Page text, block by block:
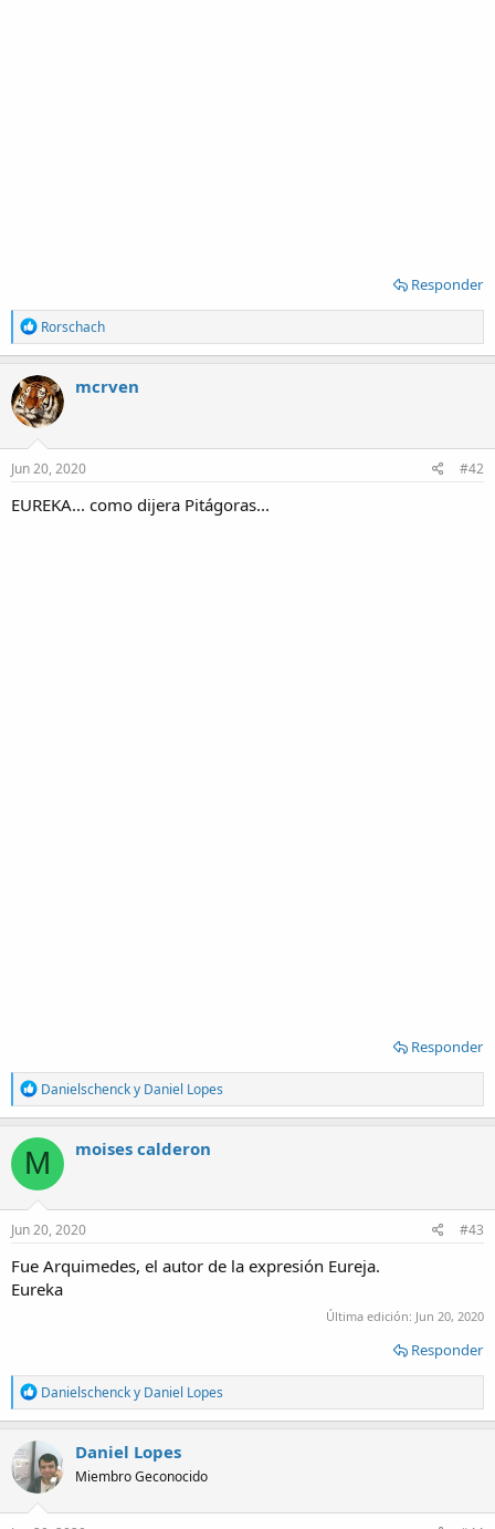
Responder
R
e
a
c
t
i
o
n
s
Rorschach
mcrven
Jun 20, 2020 #42
EUREKA... como dijera Pitágoras...
Responder
R
e
a
c
t
i
o
n
s
Danielschencky Daniel Lopes
M moises calderon
Jun 20, 2020 #43
Fue Arquimedes, el autor de la expresión Eureja.
Eureka
Última edición: Jun 20, 2020
Responder
R
e
a
c
t
i
o
n
Danielschencky Daniel Lopes
Daniel Lopes
Miembro Geconocido